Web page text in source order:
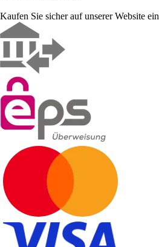
Kaufen Sie sicher auf unserer Website ein